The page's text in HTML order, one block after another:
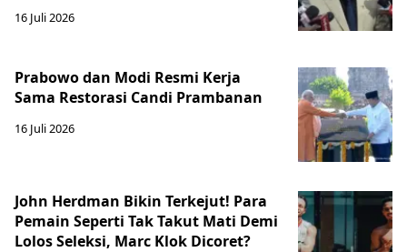
16 Juli 2026
Prabowo dan Modi Resmi Kerja
Sama Restorasi Candi Prambanan
16 Juli 2026
John Herdman Bikin Terkejut! Para
Pemain Seperti Tak Takut Mati Demi
Lolos Seleksi, Marc Klok Dicoret?